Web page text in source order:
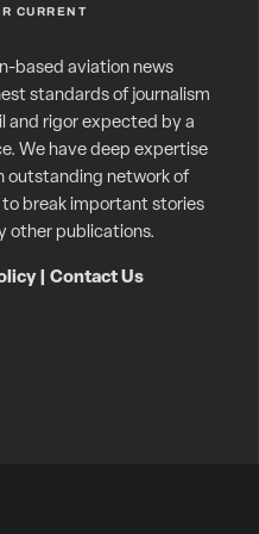
CURRENT
based aviation news
standards of journalism
and rigor expected by a
We have deep expertise
outstanding network of
to break important stories
other publications.
| Contact Us